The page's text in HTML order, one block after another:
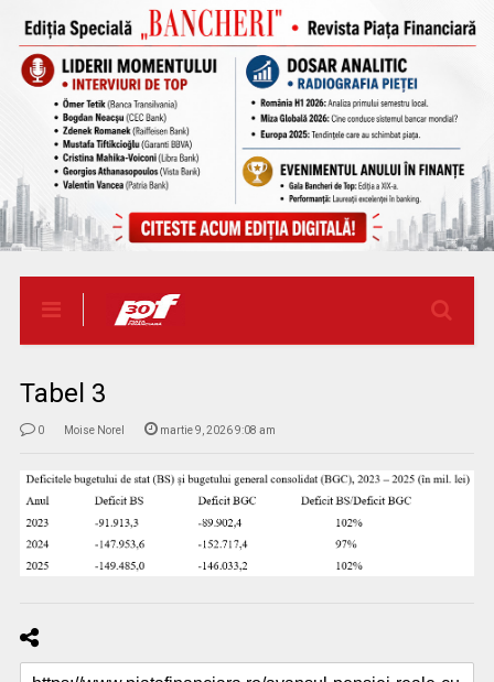
Tabel 3
0 Moise Norel martie 9, 2026 9:08 am